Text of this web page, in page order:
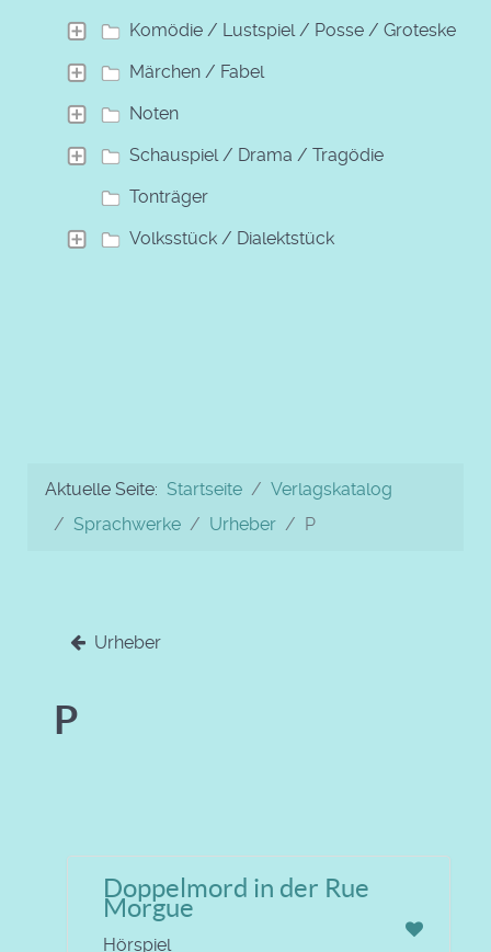
Komödie / Lustspiel / Posse / Groteske
Märchen / Fabel
Noten
Schauspiel / Drama / Tragödie
Tonträger
Volksstück / Dialektstück
Aktuelle Seite: Startseite
Verlagskatalog
Sprachwerke
Urheber P
Urheber
P
Doppelmord in der Rue
Morgue
Hörspiel